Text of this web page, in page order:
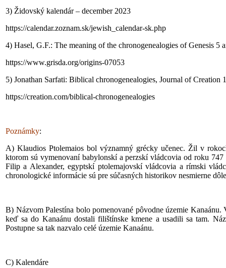
3) Židovský kalendár – december 2023
https://calendar.zoznam.sk/jewish_calendar-sk.php
4) Hasel, G.F.: The meaning of the chronogenealogies of Genesis 5
https://www.grisda.org/origins-07053
5) Jonathan Sarfati: Biblical chronogenealogies, Journal of Creation
https://creation.com/biblical-chronogenealogies
Poznámky:
A) Klaudios Ptolemaios bol významný grécky učenec. Žil v
ktorom sú vymenovaní babylonskí a perzskí vládcovia od roku
Filip a Alexander, egyptskí ptolemajovskí vládcovia a rímski
chronologické informácie sú pre súčasných historikov nesmierne
B) Názvom Palestína bolo pomenované pôvodne územie
keď sa do Kanaánu dostali filištínske kmene a usadili sa tam.
Postupne sa tak nazvalo celé územie Kanaánu.
C) Kalendáre